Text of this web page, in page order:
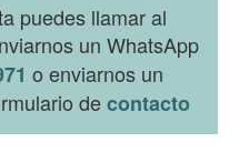
puedes llamar al
un WhatsApp
o enviarnos un
decontacto